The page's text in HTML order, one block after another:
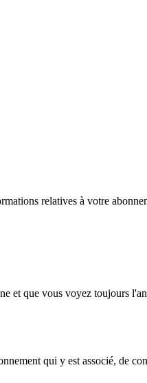
relatives à votre
et que vous voyez toujours
qui y est associé, de